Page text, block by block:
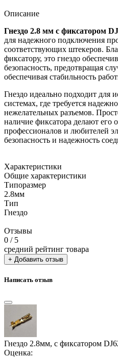
Описание
Гнездо 2.8 мм с фиксатором
для надежного подключения
соответствующих штекеров.
фиксатору, это гнездо
безопасность, предотвращая
обеспечивая стабильность
Гнездо идеально подходит для
системах, где требуется
нежелательных разъемов.
наличие фиксатора делают
профессионалов и любителей
безопасность и надежность
Характеристики
Общие характеристики
Типоразмер
2.8мм
Тип
Гнездо
Отзывы
0 / 5
средний рейтинг товара
+ Добавить отзыв
Написать отзыв
Гнездо 2.8мм, с фиксатором
Оценка: